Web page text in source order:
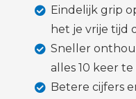
Eindelijk grip
het je vrije tijd
Sneller
alles 10 keer
Betere cijfers